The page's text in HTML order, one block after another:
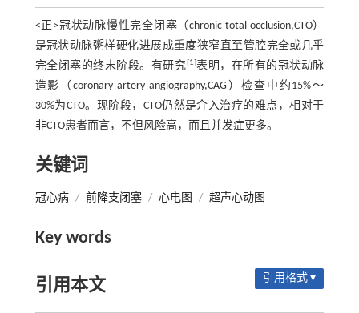
<正>冠状动脉慢性完全闭塞（chronic total occlusion,CTO）
是冠状动脉粥样硬化进展成重度狭窄直至管腔完全或几乎
完全闭塞的终末阶段。有研究[1]表明，在所有的冠状动脉
造影（coronary artery angiography,CAG）检查中约15%～
30%为CTO。现阶段，CTO仍然是介入治疗的难点，相对于
非CTO患者而言，不但风险高，而且并发症更多。
关键词
冠心病 / 前降支闭塞 / 心电图 / 超声心动图
Key words
引用本文 引用格式 ▾